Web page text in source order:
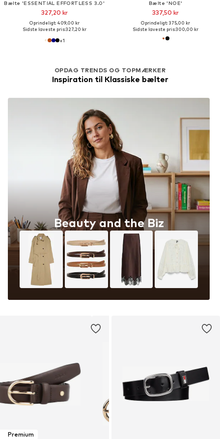
Bælte 'ESSENTIAL EFFORTLESS 3.0'
327,20 kr
Oprindeligt: 409,00 kr
Sidste laveste pris:327,20 kr
+1
Bælte 'NOE'
337,50 kr
Oprindeligt: 375,00 kr
Sidste laveste pris:300,00 kr
OPDAG TRENDS OG TOPMÆRKER
Inspiration til Klassiske bælter
Beauty and the Biz
Premium